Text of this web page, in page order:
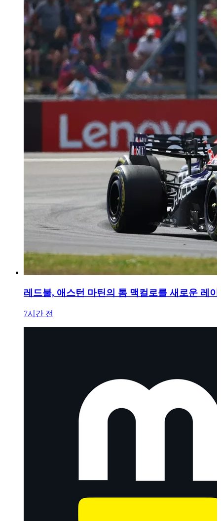
레드불, 애스턴 마틴의 톰 맥컬로를 새로운 레
7시간 전